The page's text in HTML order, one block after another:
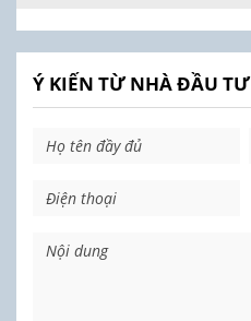
Ý KIẾN TỪ NHÀ ĐẦU TƯ